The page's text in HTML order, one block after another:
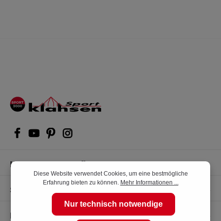
Kompetente Kaufberatung
Shop Service
Informationen
Diese Website verwendet Cookies, um eine bestmögliche
Erfahrung bieten zu können. Mehr Informationen ...
Nur technisch notwendige